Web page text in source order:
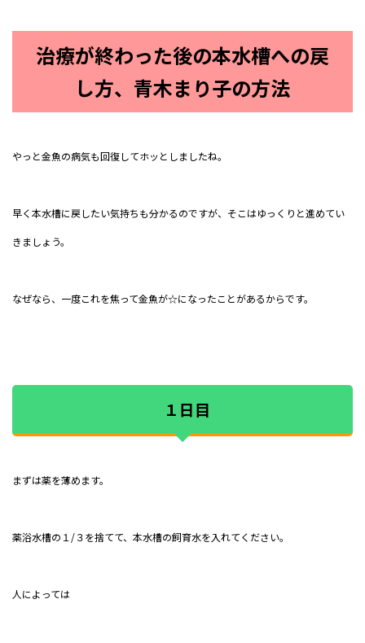
治療が終わった後の本水槽への戻
し方、青木まり子の方法
やっと金魚の病気も回復してホッとしましたね。
早く本水槽に戻したい気持ちも分かるのですが、そこはゆっくりと進めてい
きましょう。
なぜなら、一度これを焦って金魚が☆になったことがあるからです。
１日目
まずは薬を薄めます。
薬浴水槽の１/３を捨てて、本水槽の飼育水を入れてください。
人によっては